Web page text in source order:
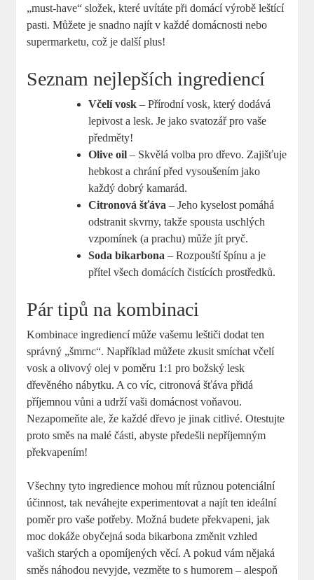
„must-have“ složek, které uvítáte při domácí výrobě leštící
pasti. Můžete je snadno najít v každé domácnosti nebo
supermarketu, což je další plus!
Seznam nejlepších ingrediencí
Včelí vosk – Přírodní vosk, který dodává
lepivost a lesk. Je jako svatozář pro vaše
předměty!
Olive oil – Skvělá volba pro dřevo. Zajišťuje
hebkost a chrání před vysoušením jako
každý dobrý kamarád.
Citronová šťáva – Jeho kyselost pomáhá
odstranit skvrny, takže spousta uschlých
vzpomínek (a prachu) může jít pryč.
Soda bikarbona – Rozpouští špínu a je
přítel všech domácích čistících prostředků.
Pár tipů na kombinaci
Kombinace ingrediencí může vašemu leštiči dodat ten
správný „šmrnc“. Například můžete zkusit smíchat včelí
vosk a olivový olej v poměru 1:1 pro božský lesk
dřevěného nábytku. A co víc, citronová šťáva přidá
příjemnou vůni a udrží vaši domácnost voňavou.
Nezapomeňte ale, že každé dřevo je jinak citlivé. Otestujte
proto směs na malé části, abyste předešli nepříjemným
překvapením!
Všechny tyto ingredience mohou mít různou potenciální
účinnost, tak neváhejte experimentovat a najít ten ideální
poměr pro vaše potřeby. Možná budete překvapeni, jak
moc dokáže obyčejná soda bikarbona změnit vzhled
vašich starých a opomíjených věcí. A pokud vám nějaká
směs náhodou nevyjde, vezměte to s humorem – alespoň